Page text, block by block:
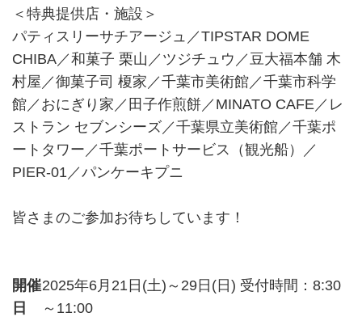
＜特典提供店・施設＞
パティスリーサチアージュ／TIPSTAR DOME
CHIBA／和菓子 栗山／ツジチュウ／豆大福本舗 木
村屋／御菓子司 榎家／千葉市美術館／千葉市科学
館／おにぎり家／田子作煎餅／MINATO CAFE／レ
ストラン セブンシーズ／千葉県立美術館／千葉ポ
ートタワー／千葉ポートサービス（観光船）／
PIER-01／パンケーキプニ
皆さまのご参加お待ちしています！
開催
日
2025年6月21日(土)～29日(日) 受付時間：8:30
～11:00